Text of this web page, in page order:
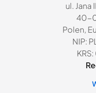
ul.
40-
Polen,
NIP: